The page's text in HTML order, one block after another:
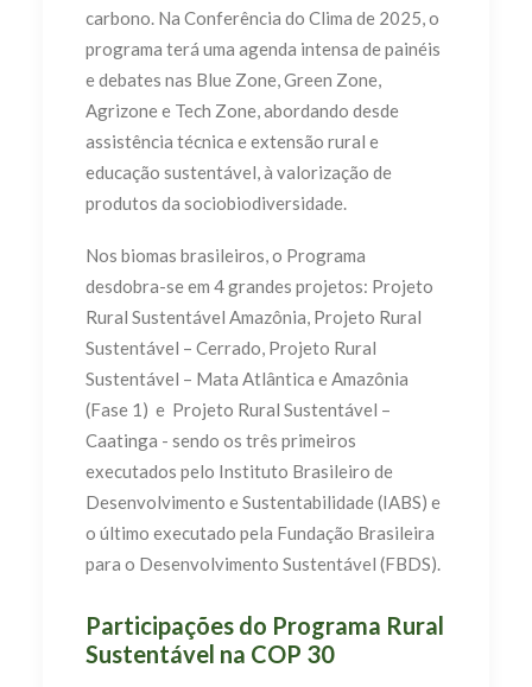
carbono. Na Conferência do Clima de 2025, o
programa terá uma agenda intensa de painéis
e debates nas Blue Zone, Green Zone,
Agrizone e Tech Zone, abordando desde
assistência técnica e extensão rural e
educação sustentável, à valorização de
produtos da sociobiodiversidade.
Nos biomas brasileiros, o Programa
desdobra-se em 4 grandes projetos: Projeto
Rural Sustentável Amazônia, Projeto Rural
Sustentável – Cerrado, Projeto Rural
Sustentável – Mata Atlântica e Amazônia
(Fase 1) e Projeto Rural Sustentável –
Caatinga - sendo os três primeiros
executados pelo Instituto Brasileiro de
Desenvolvimento e Sustentabilidade (IABS) e
o último executado pela Fundação Brasileira
para o Desenvolvimento Sustentável (FBDS).
Participações do Programa Rural
Sustentável na COP 30